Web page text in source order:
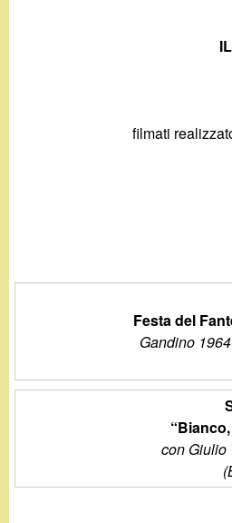
o
i
filmati
Festa del
Gandino 1964
con Giulio